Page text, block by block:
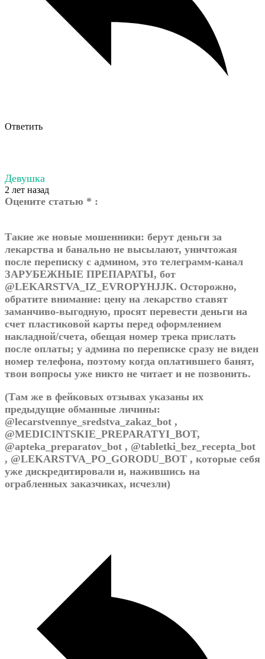
Ответить
Девушка
2 лет назад
Оцените статью * :
Такие же новые мошенники: берут деньги за
лекарства и банально не высылают, уничтожая
после переписку с админом, это телеграмм-канал
ЗАРУБЕЖНЫЕ ПРЕПАРАТЫ, бот
@LEKARSTVA_IZ_EVROPYHJJK. Осторожно,
обратите внимание: цену на лекарство ставят
заманчиво-выгодную, просят перевести деньги на
счет пластиковой карты перед оформлением
накладной/счета, обещая номер трека прислать
после оплаты; у админа по переписке сразу не виден
номер телефона, поэтому когда оплатившего банят,
твои вопросы уже никто не читает и не позвонить.
(Там же в фейковых отзывах указаны их
предыдущие обманные личины:
@lecarstvennye_sredstva_zakaz_bot ,
@MEDICINTSKIE_PREPARATYI_BOT,
@apteka_preparatov_bot , @tabletki_bez_recepta_bot
, @LEKARSTVA_PO_GORODU_BOT , которые себя
уже дискредитировали и, нажившись на
ограбленных заказчиках, исчезли)